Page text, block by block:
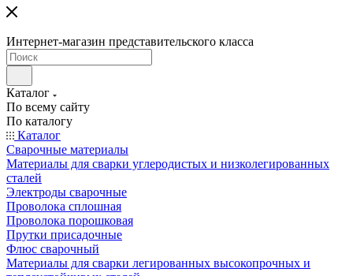
Интернет-магазин представительского класса
Каталог
По всему сайту
По каталогу
Каталог
Сварочные материалы
Материалы для сварки углеродистых и низколегированных
сталей
Электроды сварочные
Проволока сплошная
Проволока порошковая
Прутки присадочные
Флюс сварочный
Материалы для сварки легированных высокопрочных и